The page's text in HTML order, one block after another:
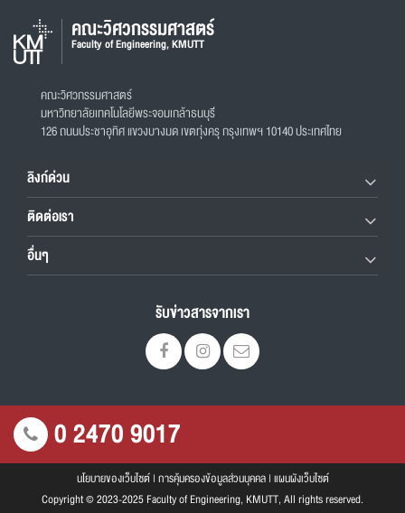
คณะวิศวกรรมศาสตร์
Faculty of Engineering, KMUTT
คณะวิศวกรรมศาสตร์
มหาวิทยาลัยเทคโนโลยีพระจอมเกล้าธนบุรี
126 ถนนประชาอุทิศ แขวงบางมด เขตทุ่งครุ กรุงเทพฯ 10140 ประเทศไทย
ลิงก์ด่วน
ติดต่อเรา
อื่นๆ
รับข่าวสารจากเรา
0 2470 9017
นโยบายของเว็บไซต์| การคุ้มครองข้อมูลส่วนบุคคล| แผนผังเว็บไซต์
Copyright © 2023-2025 Faculty of Engineering, KMUTT, All rights reserved.